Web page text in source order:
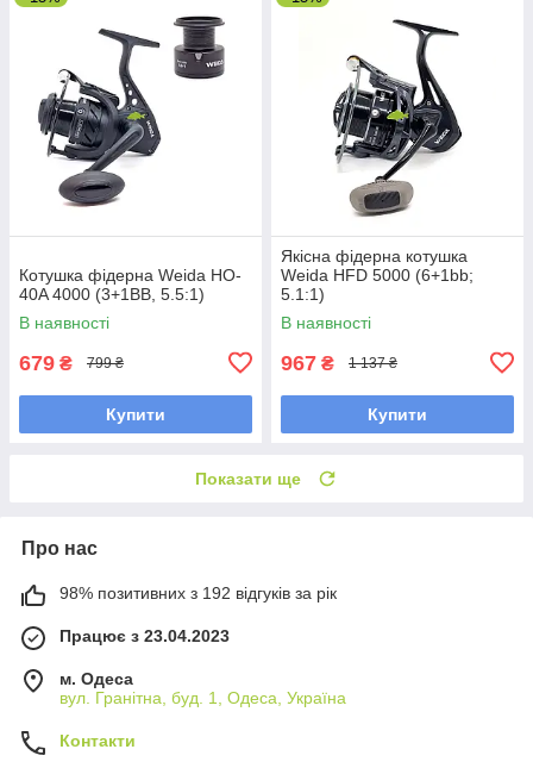
Котушка фідерна Weida HO-
40A 4000 (3+1BB, 5.5:1)
В наявності
679 ₴ 799 ₴
Купити
Якісна фідерна котушка
Weida HFD 5000 (6+1bb;
5.1:1)
В наявності
967 ₴ 1 137 ₴
Купити
Показати ще
Про нас
98% позитивних з 192 відгуків за рік
Працює з 23.04.2023
м. Одеса
вул. Гранітна, буд. 1, Одеса, Україна
Контакти